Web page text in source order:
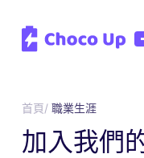
首頁/職業生涯
加入我們